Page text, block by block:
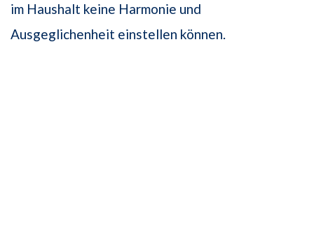
im Haushalt keine Harmonie und
Ausgeglichenheit einstellen können.